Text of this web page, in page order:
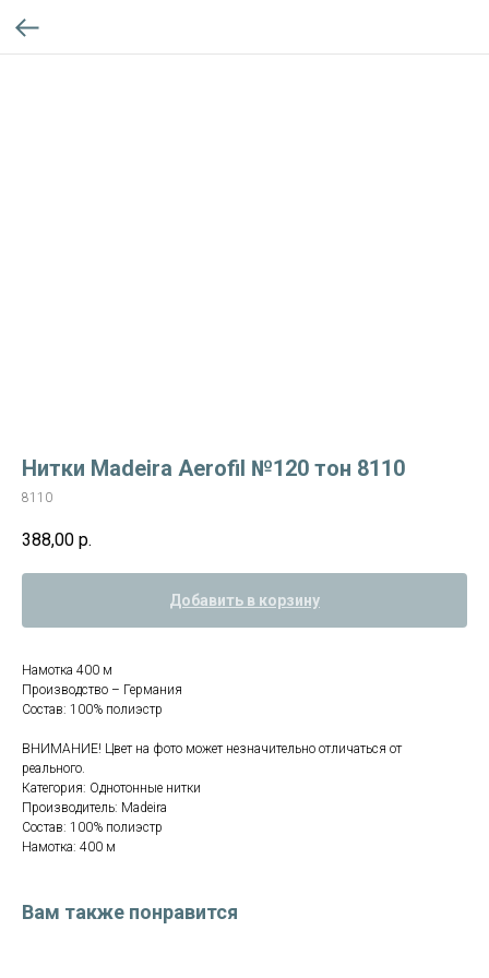
Нитки Madeira Aerofil №120 тон 8110
8110
388,00 р.
Добавить в корзину
Намотка 400 м
Производство – Германия
Состав: 100% полиэстр
ВНИМАНИЕ! Цвет на фото может незначительно отличаться от
реального.
Категория: Однотонные нитки
Производитель: Madeira
Состав: 100% полиэстр
Намотка: 400 м
Вам также понравится